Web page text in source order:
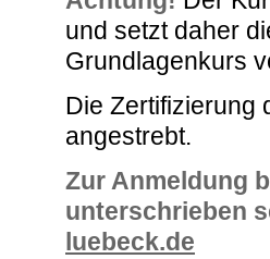
und setzt daher
Grundlagenkurs
Die Zertifizierung
angestrebt.
Zur Anmeldung
unterschrieben
luebeck.de